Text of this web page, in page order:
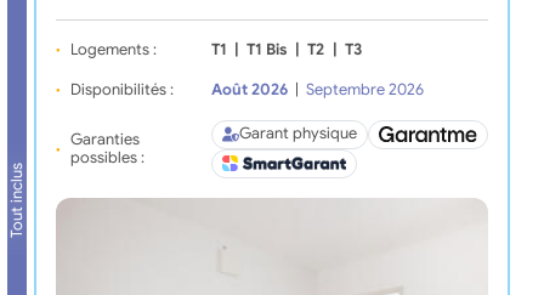
Tout inclus
Logements : T1 | T1 Bis | T2 | T3
Disponibilités : Août 2026 | Septembre 2026
Garanties
possibles :
Garant physique